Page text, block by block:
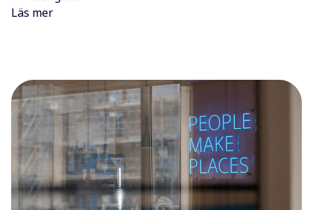
Läs mer